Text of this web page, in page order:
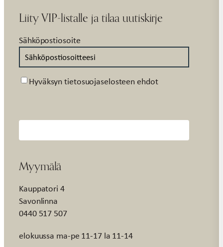
Liity VIP-listalle ja tilaa uutiskirje
Sähköpostiosoite
Suostumus
Hyväksyn tietosuojaselosteen ehdot
Myymälä
Kauppatori 4
Savonlinna
0440 517 507
elokuussa ma-pe 11-17 la 11-14